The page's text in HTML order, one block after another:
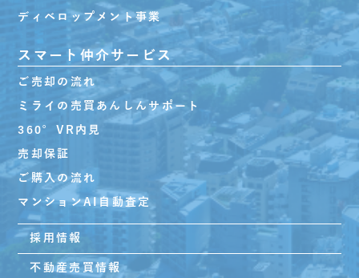
ディベロップメント事業
スマート仲介サービス
ご売却の流れ
ミライの売買あんしんサポート
360°VR内見
売却保証
ご購入の流れ
マンションAI自動査定
採用情報
不動産売買情報